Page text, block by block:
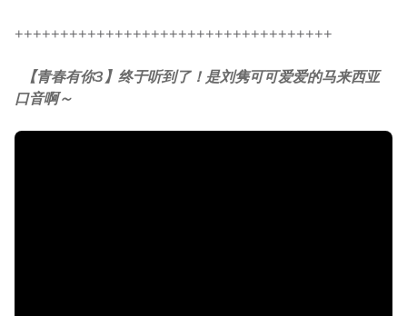
+++++++++++++++++++++++++++++++++++
【青春有你3】终于听到了！是刘隽可可爱爱的马来西亚
口音啊～